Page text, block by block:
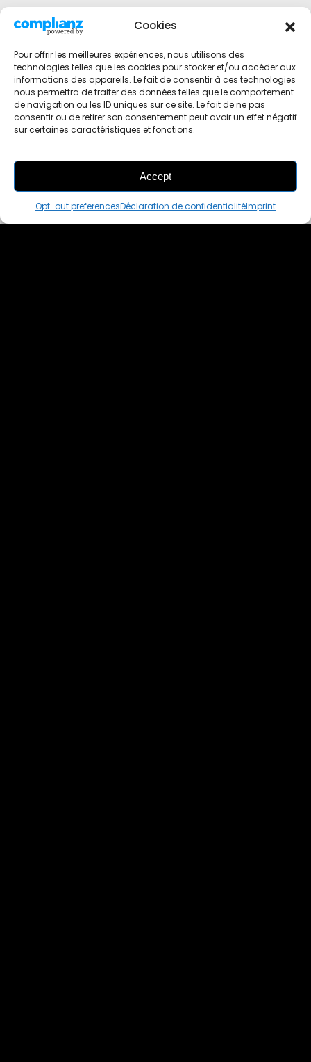
Cookies
Pour offrir les meilleures expériences, nous utilisons des
technologies telles que les cookies pour stocker et/ou accéder aux
informations des appareils. Le fait de consentir à ces technologies
nous permettra de traiter des données telles que le comportement
de navigation ou les ID uniques sur ce site. Le fait de ne pas
consentir ou de retirer son consentement peut avoir un effet négatif
sur certaines caractéristiques et fonctions.
Accept
Opt-out preferencesDéclaration de confidentialitéImprint
THIS PAIR IS
ALREADY SOLD OUT